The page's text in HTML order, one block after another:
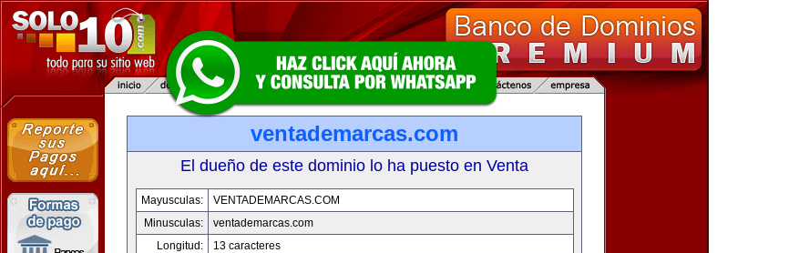
ventademarcas.com
El dueño de este dominio lo ha puesto en Venta
Mayusculas:
VENTADEMARCAS.COM
Minusculas:
ventademarcas.com
Longitud:
13 caracteres